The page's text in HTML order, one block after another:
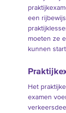
een
moeten ze
kunnen
Het
examen